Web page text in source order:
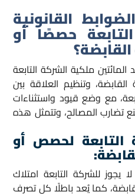
القانونية
حصصًا أو
ملكية الشركة التابعة
وتنظيم العلاقة بين
مع وضع قيود واستثناءات
تضارب المصالح، وتتمثل هذه
التابعة لحصص أو
للشركة التابعة امتلاك
كما يُعد باطلًا كل تصرف